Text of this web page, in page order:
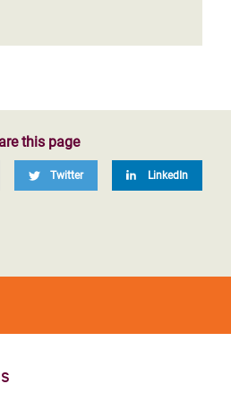
this page
Twitter LinkedIn